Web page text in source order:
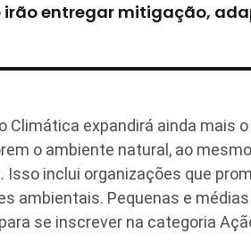
entregar mitigação,
Climática expandirá ainda mais
o ambiente natural, ao
inclui organizações que
ambientais. Pequenas e
se inscrever na categoria